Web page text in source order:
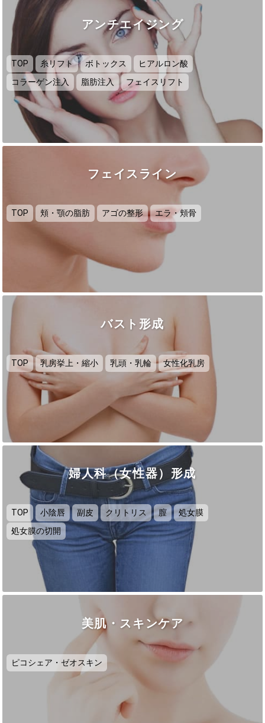
アンチエイジング
TOP 糸リフト ボトックス
ヒアルロン酸
コラーゲン注入
脂肪注入 フェイスリフト
フェイスライン
TOP 頬・顎の脂肪 アゴの整形 エラ・頬骨
バスト形成
TOP 乳房挙上・縮小 乳頭・乳輪 女性化乳房
婦人科（女性器）形成
TOP 小陰唇 副皮 クリトリス 膣
処女膜
処女膜の切開
美肌・スキンケア
ピコシェア・ゼオスキン